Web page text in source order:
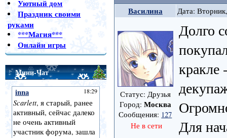
Уютный дом
Праздник своими
руками
***Магия***
Онлайн игры
Мини-Чат
Василина Дата:
Статус: Друзья
Город: Москва
Сообщения: 127
Не в сети
Долго
кракле
Для